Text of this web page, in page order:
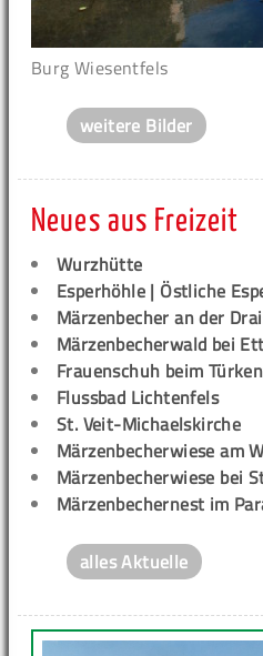
Burg Wiesentfels
weitere Bilder
Neues aus Freizeit
Wurzhütte
Esperhöhle | Östliche
Märzenbecher an der
Märzenbecherwald bei
Frauenschuh beim
Flussbad Lichtenfels
St. Veit-Michaelskirche
Märzenbecherwiese am
Märzenbecherwiese bei
Märzenbechernest im
alles Aktuelle